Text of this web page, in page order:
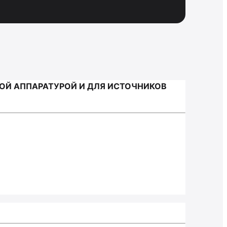
АППАРАТУРОЙ И ДЛЯ ИСТОЧНИКОВ